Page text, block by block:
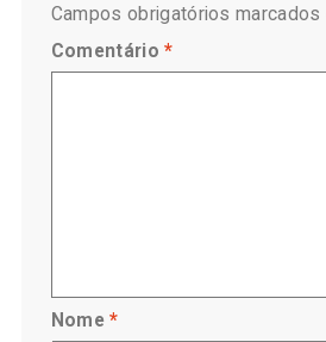
Campos obrigatórios
Comentário*
Nome*